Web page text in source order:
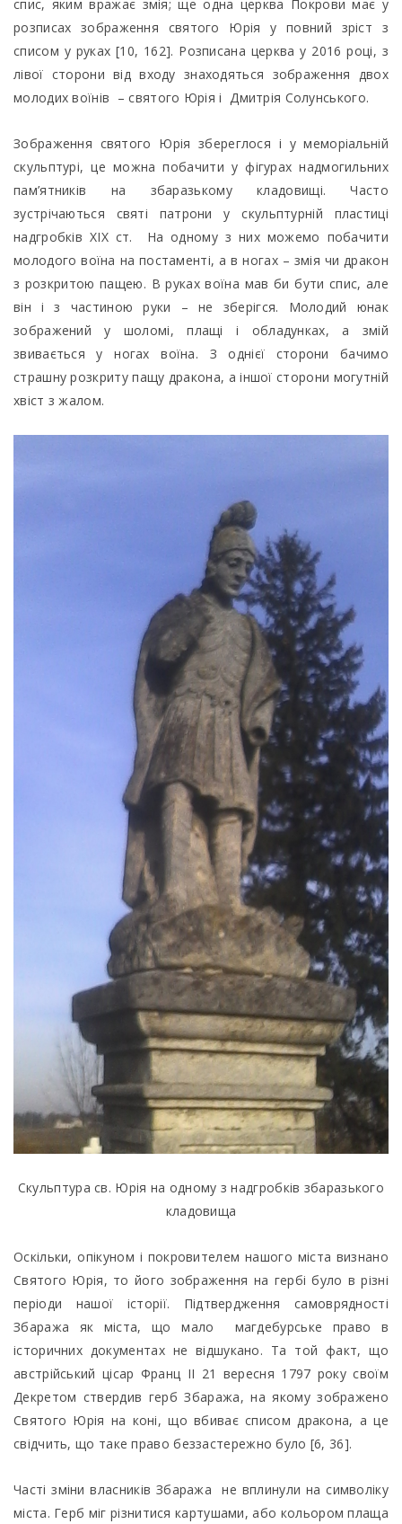
спис, яким вражає змія; ще одна церква Покрови має у
розписах зображення святого Юрія у повний зріст з
списом у руках [10, 162]. Розписана церква у 2016 році, з
лівої сторони від входу знаходяться зображення двох
молодих воїнів – святого Юрія і Дмитрія Солунського.
Зображення святого Юрія збереглося і у меморіальній
скульптурі, це можна побачити у фігурах надмогильних
пам’ятників на збаразькому кладовищі. Часто
зустрічаються святі патрони у скульптурній пластиці
надгробків ХІХ ст. На одному з них можемо побачити
молодого воїна на постаменті, а в ногах – змія чи дракон
з розкритою пащею. В руках воїна мав би бути спис, але
він і з частиною руки – не зберігся. Молодий юнак
зображений у шоломі, плащі і обладунках, а змій
звивається у ногах воїна. З однієї сторони бачимо
страшну розкриту пащу дракона, а іншої сторони могутній
хвіст з жалом.
Скульптура св. Юрія на одному з надгробків збаразького
кладовища
Оскільки, опікуном і покровителем нашого міста визнано
Святого Юрія, то його зображення на гербі було в різні
періоди нашої історії. Підтвердження самоврядності
Збаража як міста, що мало магдебурське право в
історичних документах не відшукано. Та той факт, що
австрійський цісар Франц ІІ 21 вересня 1797 року своїм
Декретом ствердив герб Збаража, на якому зображено
Святого Юрія на коні, що вбиває списом дракона, а це
свідчить, що таке право беззастережно було [6, 36].
Часті зміни власників Збаража не вплинули на символіку
міста. Герб міг різнитися картушами, або кольором плаща